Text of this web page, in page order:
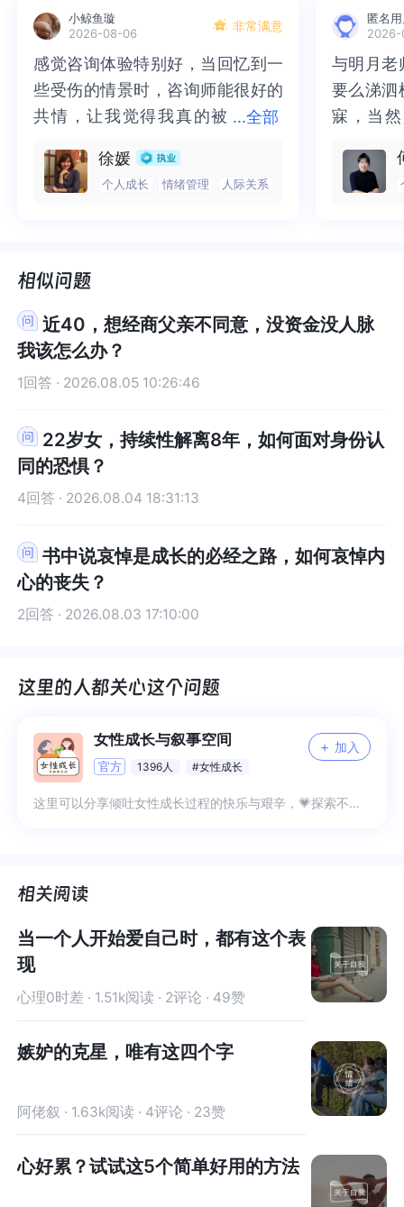
也根本出示不了。而且我做支付那么久，商家都很
谨慎的，生怕款会被卷走，商家搞个码，都要跟支
付公司签协议的，你又没有网上支付授权。
那老板被怼得答不上。
码，要是卷钱跑将面临70万罚款和进去n年。
条腿走路，而且现在的工作连温饱都不够。
而找机会时，外面的新型天坑也是更新迭代，层出
不穷。
因为我也想为我们的小团队，哪怕为自己也多争取
希望大家能帮我支个招。谢谢。
也根本出示不了。而且我做支付那么久，商家都很
谨慎的，生怕款会被卷走，商家搞个码，都要跟支
付公司签协议的，你又没有网上支付授权。
那老板被怼得答不上。
码，要是卷钱跑将面临70万罚款和进去n年。
条腿走路，而且现在的工作连温饱都不够。
而找机会时，外面的新型天坑也是更新迭代，层出
不穷。
因为我也想为我们的小团队，哪怕为自己也多争取
希望大家能帮我支个招。谢谢。
就能更早发现潜在风险。当面对一个新项目的诱人
前景时，你要保持冷静的头脑，不能被看似美好的
表象冲昏了理智。就像你这次被那个看似来钱快的
项目吸引，这是很正常的，人都会对快速获利有本
能的期待。但越是这种时候，越要警惕。要学会分
项目，其盈利模式应该是清晰且经得起推敲的。如
果一个项目的盈利方式过于复杂或者模糊，甚至存
背后的逻辑。在商业合作中，合同是保障你权益的
合同条款。每一个条款都可能影响到你的利益，所
以要逐字逐句地分析，确保没有隐藏的陷阱。如果
对某些条款不理解，不要害怕询问，一定要弄清楚
意在合同中明确关键事项，这往往是一个危险的信
号。另外，你要不断积累行业知识和经验，这就像
为自己打造一副坚固的铠甲。你从事相关工作也有
欺诈手段。这样，当面对新的项目时，你就能凭借
已有的知识储备，更敏锐地察觉到潜在的问题。就
如同一个经验丰富的水手，在面对复杂多变的海洋
程中，你要学会多问问题，不要放过任何一个疑问
点。任何一个细微的漏洞都可能是潜在风险的爆发
内容，像他们之前在上海展业没有商家有异议，你
就应该进一步追问细节，比如具体有多少商家合
作、能否提供相关的证明材料等。通过深入询问，
实际上可能存在破绽。要从多个角度去验证信息的
说在上海展业顺利，你可以尝试通过其他渠道联系
一些上海的商家，了解真实情况，而不是仅仅听对
方的一面之词。你还需要建立自己的风险评估体
系。面对一个新项目，要综合考虑各种因素，如市
一定的权重，根据实际情况进行评估打分。通过这
样的方式，你可以更客观、全面地判断一个项目的
风险程度。例如，在这个碰一碰点餐码项目中，法
律风险就非常高，涉及到没有网上支付授权却进行
都应该在你的风险评估中占据重要比重。此外，在
面对新机会时，不要急于做出决定。可以给自己设
发现潜在风险。当面对一个新项目的诱人前景时，
你要保持冷静的头脑，不能被看似美好的表象冲昏
了理智。就像你这次被那个看似来钱快的项目吸
引，这是很正常的，人都会对快速获利有本能的期
待。但越是这种时候，越要警惕。要学会分析项目
其盈利模式应该是清晰且经得起推敲的。如果一个
项目的盈利方式过于复杂或者模糊，甚至存在不合
逻辑。在商业合作中，合同是保障你权益的重要武
款。每一个条款都可能影响到你的利益，所以要逐
字逐句地分析，确保没有隐藏的陷阱。如果对某些
条款不理解，不要害怕询问，一定要弄清楚其中的
同中明确关键事项，这往往是一个危险的信号。另
外，你要不断积累行业知识和经验，这就像为自己
打造一副坚固的铠甲。你从事相关工作也有一段时
段。这样，当面对新的项目时，你就能凭借已有的
知识储备，更敏锐地察觉到潜在的问题。就如同一
个经验丰富的水手，在面对复杂多变的海洋环境
中，你要学会多问问题，不要放过任何一个疑问
点。任何一个细微的漏洞都可能是潜在风险的爆发
内容，像他们之前在上海展业没有商家有异议，你
就应该进一步追问细节，比如具体有多少商家合
作、能否提供相关的证明材料等。通过深入询问，
实际上可能存在破绽。要从多个角度去验证信息的
说在上海展业顺利，你可以尝试通过其他渠道联系
一些上海的商家，了解真实情况，而不是仅仅听对
方的一面之词。你还需要建立自己的风险评估体
系。面对一个新项目，要综合考虑各种因素，如市
一定的权重，根据实际情况进行评估打分。通过这
样的方式，你可以更客观、全面地判断一个项目的
风险程度。例如，在这个碰一碰点餐码项目中，法
律风险就非常高，涉及到没有网上支付授权却进行
都应该在你的风险评估中占据重要比重。此外，在
面对新机会时，不要急于做出决定。可以给自己设
小鲸鱼璇
2026-08-06
非常满意
...全部
感觉咨询体验特别好，当回忆到一
些受伤的情景时，咨询师能很好的
共情，让我觉得我真的被
一部分未处理的情绪被注意到了，
而且当咨询师准确说出我当时的情
觉轻快了很多，感觉轻松了。很感
感觉咨询体验特别好，当回忆到一
些受伤的情景时，咨询师能很好的
共情，让我觉得我真的被抱住了。
处理的情绪被注意到了，而且当咨
询师准确说出我当时的情绪，我感
了很多，感觉轻松了。很感谢咨询
徐媛
个人成长 情绪管理 人际关系
匿名
2026-
与明月老
要么涕泗
寐，当
来，觉
再困于
与明月老
要么涕泗
寐，当然
不必再
梏，更
近40，想经商父亲不同意，没资金没人脉
我该怎么办？
1回答 · 2026.08.05 10:26:46
22岁女，持续性解离8年，如何面对身份认
同的恐惧？
4回答 · 2026.08.04 18:31:13
书中说哀悼是成长的必经之路，如何哀悼内
心的丧失？
2回答 · 2026.08.03 17:10:00
女性成长与叙事空间
官方 1396人 #女性成长
+ 加入
这里可以分享倾吐女性成长过程的快乐与艰辛，💗探索不同的成长路途。🌱愿我们的相互陪伴浇灌出一片沃土，申请进群的小鲸鱼请务必❗️填写申请理由呀🐿或敲打暗号：我所经历的每一分钟都是成长。🍃
当一个人开始爱自己时，都有这个表
现
心理0时差 · 1.51k阅读 · 2评论 · 49赞
嫉妒的克星，唯有这四个字
阿佬叙 · 1.63k阅读 · 4评论 · 23赞
心好累？试试这5个简单好用的方法